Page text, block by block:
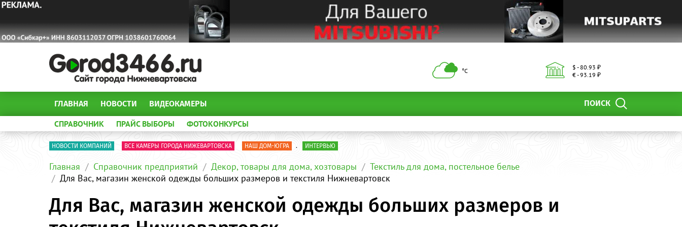
°С
$ - 80.93 ₽
€ - 93.19 ₽
ПОИСК
ГЛАВНАЯ НОВОСТИ ВИДЕОКАМЕРЫ
СПРАВОЧНИК ПРАЙС ВЫБОРЫ ФОТОКОНКУРСЫ
НОВОСТИ КОМПАНИЙ ВСЕ КАМЕРЫ ГОРОДА НИЖЕВАРТОВСКА НАШ ДОМ-ЮГРА . ИНТЕРВЬЮ
Главная Справочник предприятий Декор, товары для дома, хозтовары
Текстиль для дома, постельное белье
Для Вас, магазин женской одежды больших размеров и текстиля Нижневартовск
Для Вас, магазин женской одежды больших размеров и